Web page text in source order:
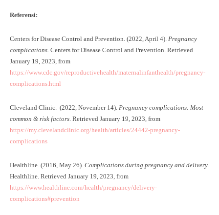
Referensi:
Centers for Disease Control and Prevention. (2022, April 4). Pregnancy
complications. Centers for Disease Control and Prevention. Retrieved
January 19, 2023, from
https://www.cdc.gov/reproductivehealth/maternalinfanthealth/pregnancy-
complications.html
Cleveland Clinic. (2022, November 14). Pregnancy complications: Most
common & risk factors. Retrieved January 19, 2023, from
https://my.clevelandclinic.org/health/articles/24442-pregnancy-
complications
Healthline. (2016, May 26). Complications during pregnancy and delivery.
Healthline. Retrieved January 19, 2023, from
https://www.healthline.com/health/pregnancy/delivery-
complications#prevention